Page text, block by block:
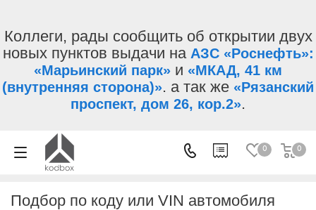
Коллеги, рады сообщить об открытии двух
новых пунктов выдачи на АЗС «Роснефть»:
«Марьинский парк» и «МКАД, 41 км
(внутренняя сторона)». а так же «Рязанский
проспект, дом 26, кор.2».
0 0
Подбор по коду или VIN автомобиля